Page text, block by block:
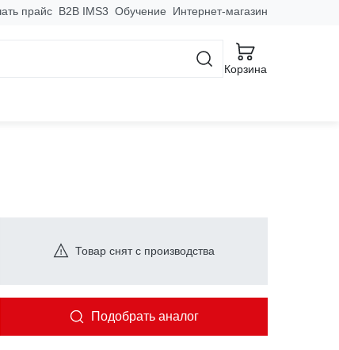
прайс B2B IMS3 Обучение Интернет-магазин
Корзина
А IP55 AL
Товар снят с производства
Подобрать аналог